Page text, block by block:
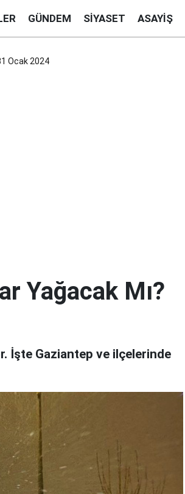
GÜNDEM SIYASET ASAYIŞ
Ocak 2024
Yağacak Mı?
İşte Gaziantep ve ilçelerinde